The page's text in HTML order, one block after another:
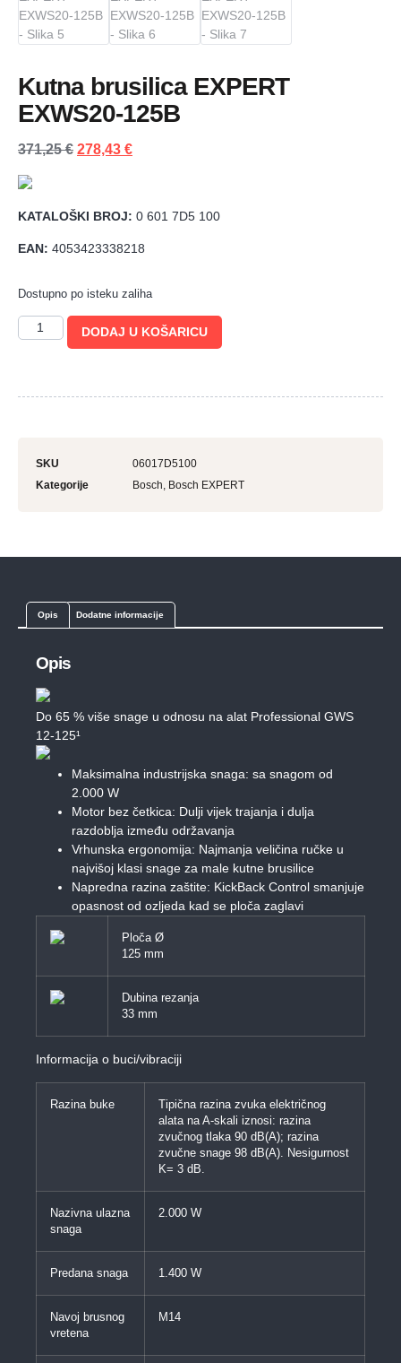
Kutna brusilica EXPERT
EXWS20-125B
371,25€ 278,43 €
KATALOŠKI BROJ: 0 601 7D5 100
EAN: 4053423338218
Dostupno po isteku zaliha
DODAJ U KOŠARICU
SKU
06017D5100
Kategorije
Bosch, Bosch EXPERT
Opis Dodatne informacije
Opis
Do 65 % više snage u odnosu na alat Professional GWS
12-125¹
Maksimalna industrijska snaga: sa snagom od
2.000 W
Motor bez četkica: Dulji vijek trajanja i dulja
razdoblja između održavanja
Vrhunska ergonomija: Najmanja veličina ručke u
najvišoj klasi snage za male kutne brusilice
Napredna razina zaštite: KickBack Control smanjuje
opasnost od ozljeda kad se ploča zaglavi
Ploča Ø
125 mm
Dubina rezanja
33 mm
Informacija o buci/vibraciji
Razina buke
Tipična razina zvuka električnog
alata na A-skali iznosi: razina
zvučnog tlaka 90 dB(A); razina
zvučne snage 98 dB(A). Nesigurnost
K= 3 dB.
Nazivna ulazna
snaga
2.000 W
Predana snaga 1.400 W
Navoj brusnog
vretena
M14